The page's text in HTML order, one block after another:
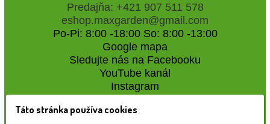
Predajňa: +421 907 511 578
eshop.maxgarden@gmail.com
Po-Pi: 8:00 -18:00 So: 8:00 -13:00
Google mapa
Sledujte nás na Facebooku
YouTube kanál
Instagram
Naše záhradné centrum
Táto stránka používa cookies